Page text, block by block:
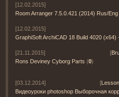
[12.02.2015]
Room Arranger 7.5.0.421 (2014) Rus/Eng
[12.02.2015]
GraphiSoft ArchiCAD 18 Build 4020 (x64)
[21.11.2015] [
Rons Deviney Cyborg Parts (0)
[03.12.2014] [
Видеоуроки photoshop Выборочная